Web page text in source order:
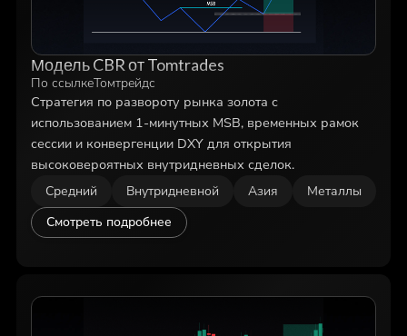
Модель CBR от Tomtrades
По ссылкеТомтрейдс
Стратегия по развороту рынка золота с
использованием 1-минутных MSB, временных рамок
сессии и конвергенции DXY для открытия
высоковероятных внутридневных сделок.
Средний Внутридневной Азия
Металлы
Смотреть подробнее